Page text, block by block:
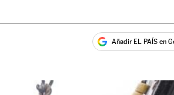
Añadir EL PAÍS en